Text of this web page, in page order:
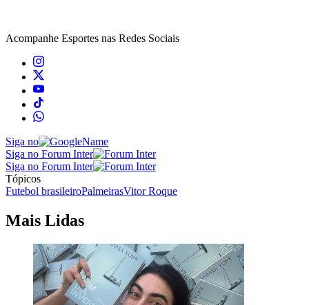
Acompanhe Esportes nas Redes Sociais
Siga no
Siga no Forum Inter
Siga no Forum Inter
Tópicos
Futebol brasileiroPalmeirasVitor Roque
Mais Lidas